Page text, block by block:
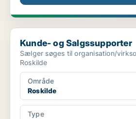
Kunde- og Salgssupporter
Kunde- og Salgssupporter
Sælger søges til organisation/
Roskilde
Område
Roskilde
Type